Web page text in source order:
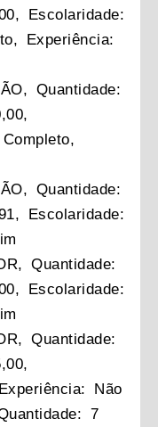
Escolaridade:
Experiência:
Quantidade:
Quantidade:
Escolaridade:
Quantidade:
Escolaridade:
Quantidade:
Não
7